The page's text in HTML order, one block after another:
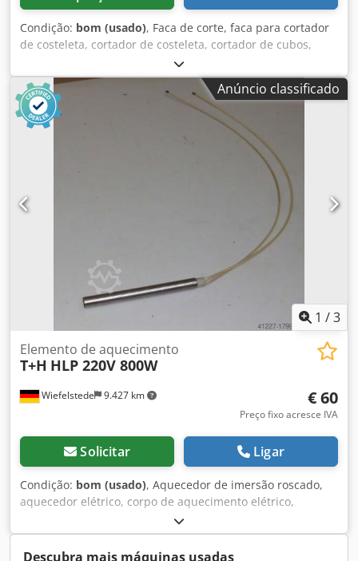
Condição: bom (usado), Faca de corte, faca para cortador
de costeleta, cortador de costeleta, cortador de cubos,
cortador multifuncional, cortador de fatias e porções
Dodpfx Aevwlvaenzeck - Fabricante: Knecht, faca de corte -
Tipo: R350 5 220V 0.R 230 92 - Quantidade: 1x faca
disponível - Dimensões: 390/230/A20 mm - Peso: 1,7 kg
Anúncio classificado
1 /3
Wiefelstede 9.427 km
Elemento de aquecimento
T+H HLP 220V 800W
€ 60
Preço fixo acresce IVA
Solicitar Ligar
Condição: bom (usado), Aquecedor de imersão roscado,
aquecedor elétrico, corpo de aquecimento elétrico,
resistência de aquecimento, aquecedor tubular elétrico,
elemento de aquecimento, aquecedor de ar, aquecedor de
haste, haste de aquecimento, cartucho de aquecimento,
Descubra mais máquinas usadas